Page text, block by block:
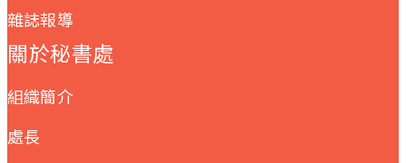
雜誌報導
關於秘書處
組織簡介
處長